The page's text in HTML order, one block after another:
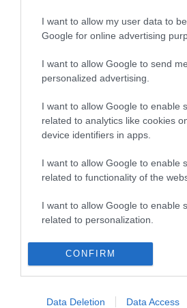
I want to allow my user data to
Google for online advertising
I want to allow Google to send me
personalized advertising.
I want to allow Google to enable
related to analytics like cookies
device identifiers in apps.
I want to allow Google to enable
related to functionality of the
I want to allow Google to enable
related to personalization.
I want to allow Google to enable
related to security, including
functionality and fraud
CONFIRM
Data Deletion Data Access
Magnum IT Kft.
Médiaajánlat és hirdetési akciók•
•Írj Nekünk!
Partnerek• ma.hu